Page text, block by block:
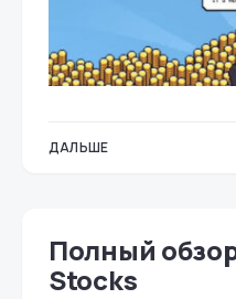
ДАЛЬШЕ
Полный
Stocks